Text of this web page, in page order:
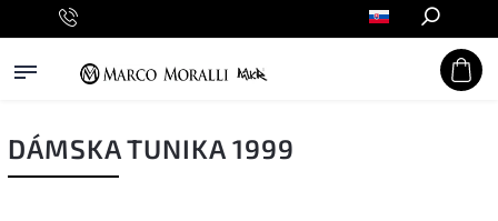
Hľadať
DÁMSKA TUNIKA 1999